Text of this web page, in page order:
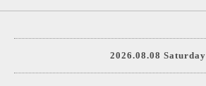
2026.08.08 Saturday